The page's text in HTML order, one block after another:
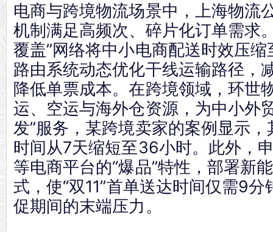
电商与跨境物流场景中，上海物流
机制满足高频次、碎片化订单需求
覆盖”网络将中小电商配送时效压
路由系统动态优化干线运输路径，
降低单票成本。在跨境领域，环世
运、空运与海外仓资源，为中小外
发”服务，某跨境卖家的案例显示
时间从7天缩短至36小时。此外，
等电商平台的“爆品”特性，部署新
式，使“双11”首单送达时间仅需9
促期间的末端压力。